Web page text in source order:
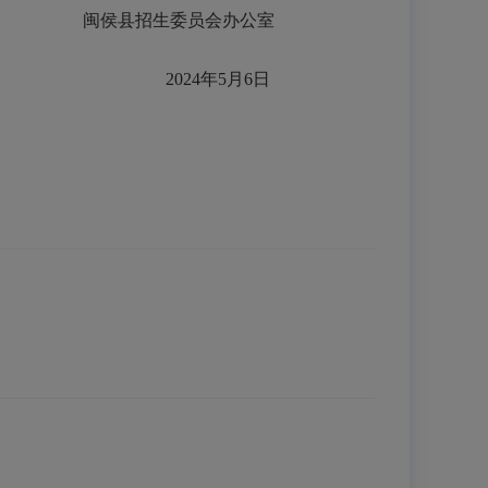
闽侯县招生委员会办公室
2024年5月 6日